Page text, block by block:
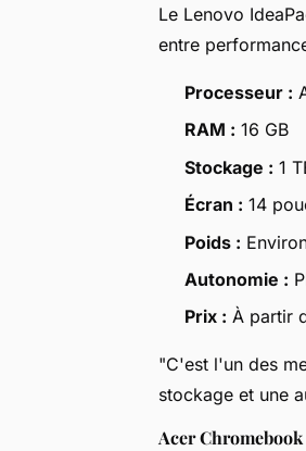
Le Lenovo
entre
Processeur :
RAM : 16 GB
Stockage : 1
Écran : 14
Poids :
Autonomie :
Prix : À partir
"C'est l'un des
stockage et une
Acer Chromebook